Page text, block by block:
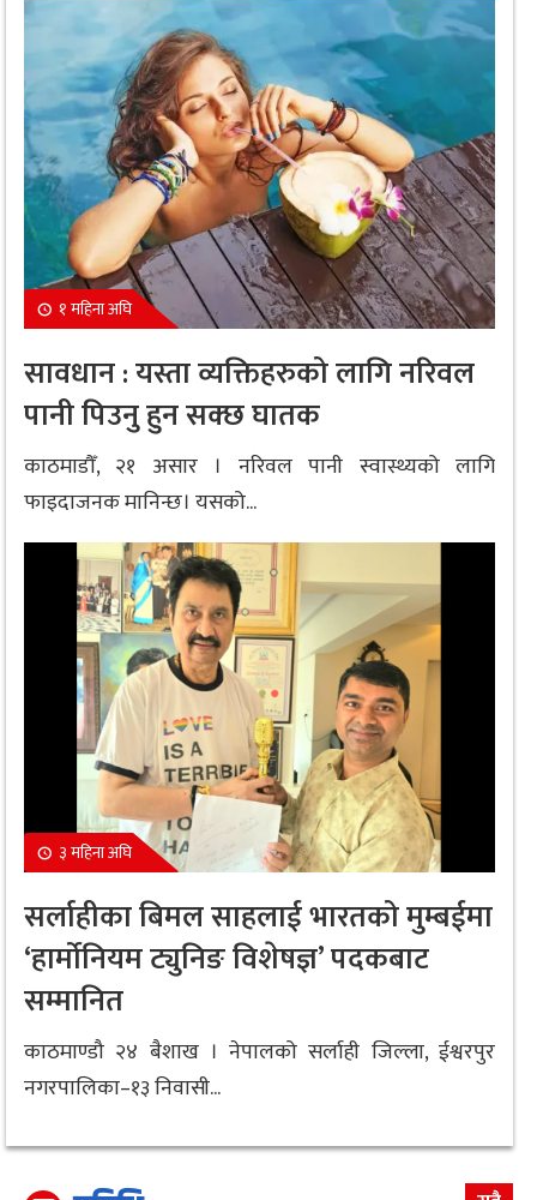
१ महिना अघि
सावधान : यस्ता व्यक्तिहरुको लागि नरिवल
पानी पिउनु हुन सक्छ घातक
काठमाडौँ, २१ असार । नरिवल पानी स्वास्थ्यको लागि
फाइदाजनक मानिन्छ। यसको...
३ महिना अघि
सर्लाहीका बिमल साहलाई भारतको मुम्बईमा
‘हार्मोनियम ट्युनिङ विशेषज्ञ’ पदकबाट
सम्मानित
काठमाण्डौ २४ बैशाख । नेपालको सर्लाही जिल्ला, ईश्वरपुर
नगरपालिका–१३ निवासी...